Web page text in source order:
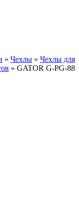
» Чехлы » Чехлы для
» GATOR G-PG-88